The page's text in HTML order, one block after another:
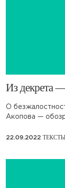
​Из декрета
О
Акопова —
22.09.2022